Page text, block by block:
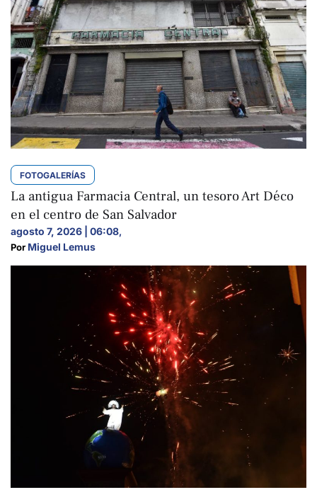
FOTOGALERÍAS
La antigua Farmacia Central, un tesoro Art Déco
en el centro de San Salvador
agosto 7, 2026 | 06:08,
Por Miguel Lemus